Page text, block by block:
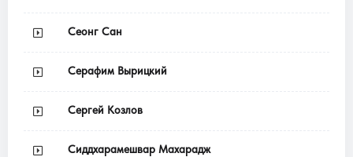
Сеонг Сан
Серафим Вырицкий
Сергей Козлов
Сиддхарамешвар Махарадж